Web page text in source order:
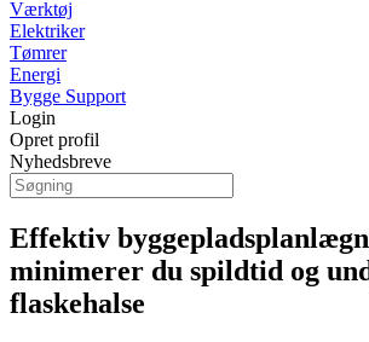
Værktøj
Elektriker
Tømrer
Energi
Bygge Support
Login
Opret profil
Nyhedsbreve
Effektiv
minimerer du spildtid og
flaskehalse